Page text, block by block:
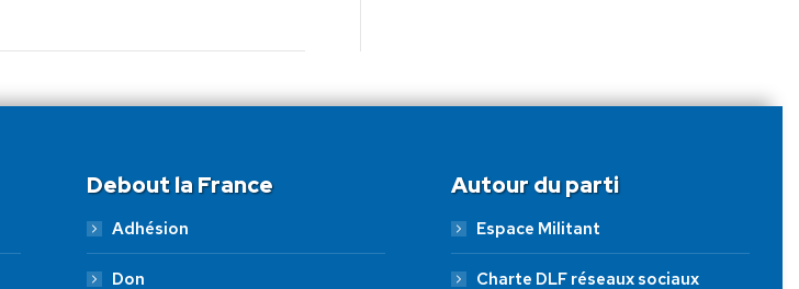
Debout la France
Adhésion
Don
Autour du parti
Espace Militant
Charte DLF réseaux sociaux